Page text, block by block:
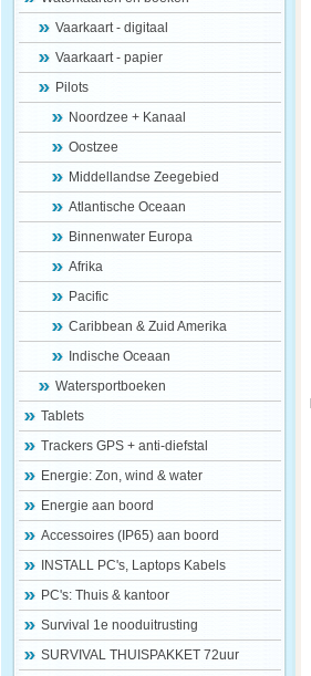
Vaarkaart - digitaal
Vaarkaart - papier
Pilots
Noordzee + Kanaal
Oostzee
Middellandse Zeegebied
Atlantische Oceaan
Binnenwater Europa
Afrika
Pacific
Caribbean & Zuid Amerika
Indische Oceaan
Watersportboeken
Tablets
Trackers GPS + anti-diefstal
Energie: Zon, wind & water
Energie aan boord
Accessoires (IP65) aan boord
INSTALL PC's, Laptops Kabels
PC's: Thuis & kantoor
Survival 1e nooduitrusting
SURVIVAL THUISPAKKET 72uur